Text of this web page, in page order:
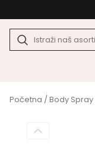
Početna /Body Spray